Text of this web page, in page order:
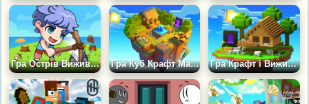
Гра Острів Виживання: EVO Гра Куб Крафт Майн: Величезний Острів Гра Крафт і Виживання: Небесний Острів